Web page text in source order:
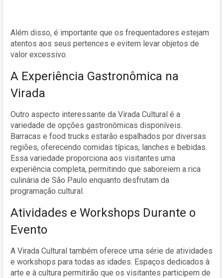
Além disso, é importante que os frequentadores estejam
atentos aos seus pertences e evitem levar objetos de
valor excessivo.
A Experiência Gastronômica na
Virada
Outro aspecto interessante da Virada Cultural é a
variedade de opções gastronômicas disponíveis.
Barracas e food trucks estarão espalhados por diversas
regiões, oferecendo comidas típicas, lanches e bebidas.
Essa variedade proporciona aos visitantes uma
experiência completa, permitindo que saboreiem a rica
culinária de São Paulo enquanto desfrutam da
programação cultural.
Atividades e Workshops Durante o
Evento
A Virada Cultural também oferece uma série de atividades
e workshops para todas as idades. Espaços dedicados à
arte e à cultura permitirão que os visitantes participem de